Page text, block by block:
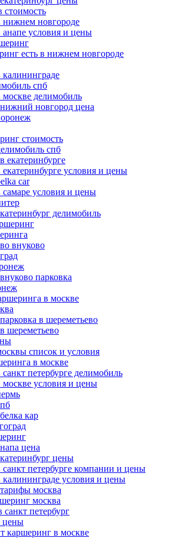
стоимость
нижнем новгороде
условия и цены
есть в нижнем новгороде
спб
делимобиль
новгород цена
стоимость
спб
екатеринбурге
условия и цены
car
условия и цены
делимобиль
внуково
парковка
в москве
в шереметьево
шереметьево
список и условия
в москве
петербурге делимобиль
условия и цены
кар
цена
цены
петербурге компании и цены
условия и цены
москва
москва
санкт петербург
цены
каршеринг в москве